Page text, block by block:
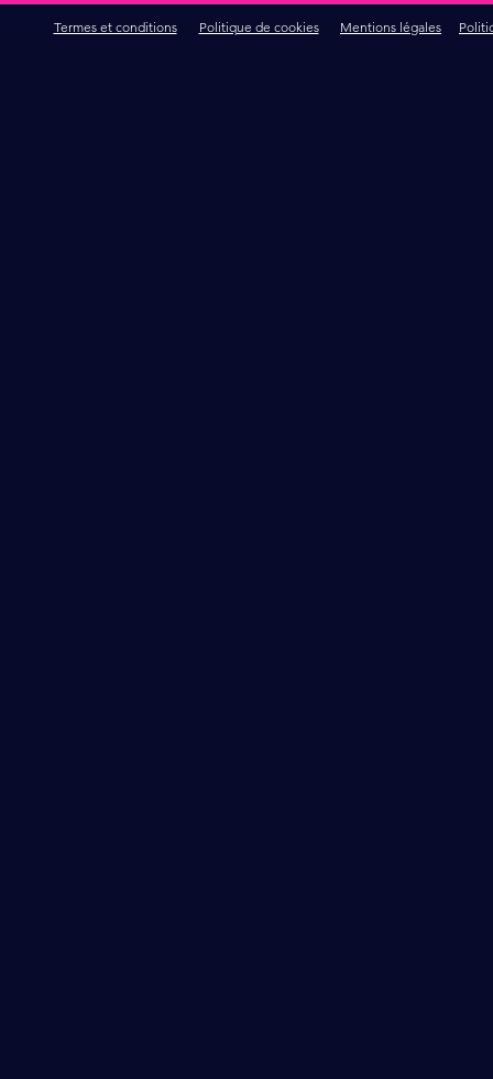
Termes et conditions Politique de cookies Mentions légales